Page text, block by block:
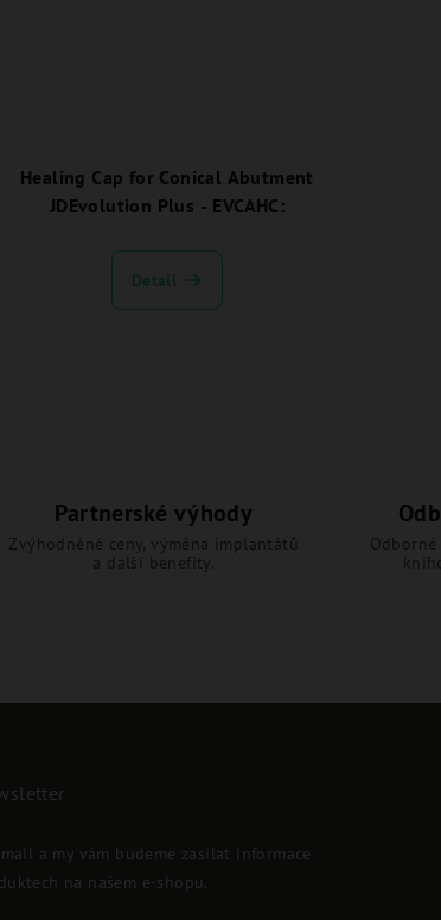
Healing Cap for Conical Abutment
JDEvolution Plus - EVCAHC:
Detail
Partnerské výhody
Zvýhodněné ceny, výměna implantátů
a další benefity.
Odborné
a my vám budeme zasílat informace
na našem e-shopu.